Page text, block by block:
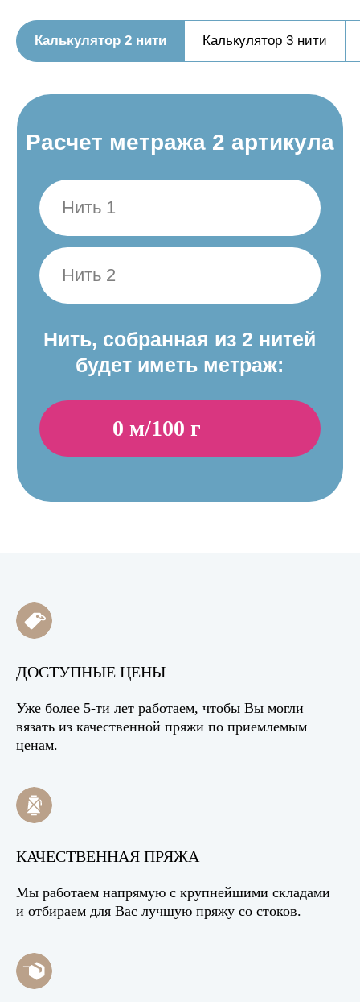
Калькулятор 2 нити Калькулятор 3 нити
ДОСТУПНЫЕ ЦЕНЫ
Уже более 5-ти лет работаем, чтобы Вы могли
вязать из качественной пряжи по приемлемым
ценам.
КАЧЕСТВЕННАЯ ПРЯЖА
Мы работаем напрямую с крупнейшими складами
и отбираем для Вас лучшую пряжу со стоков.